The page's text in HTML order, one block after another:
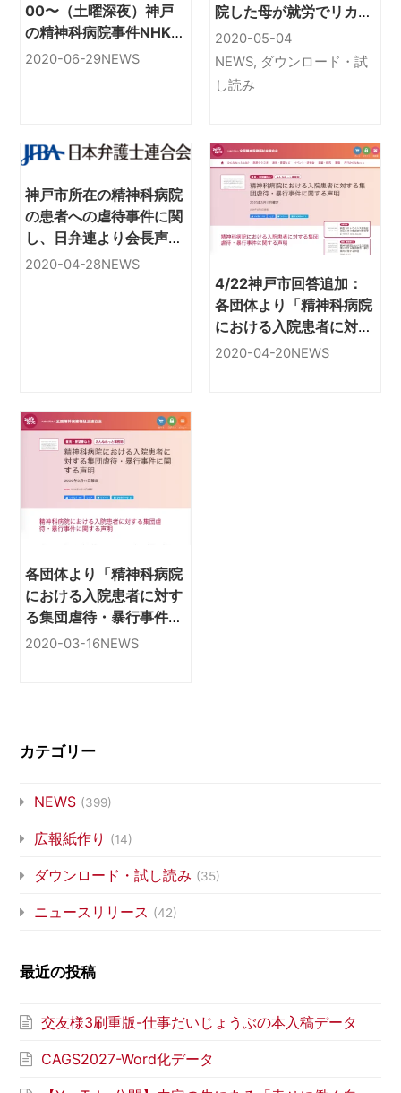
00〜（土曜深夜）神戸
の精神科病院事件NHK放
映「日本の精神医療の闇
2020-06-29NEWS
院した母が就労でリカバ
リーする姿をみせてくれ
た！
2020-05-04
NEWS, ダウンロード・試
し読み
神戸市所在の精神科病院
の患者への虐待事件に関
し、日弁連より会長声明
が出されました(4/23)
2020-04-28NEWS
4/22神戸市回答追加：
各団体より「精神科病院
における入院患者に対す
る集団虐待・暴行事件に
2020-04-20NEWS
各団体より「精神科病院
における入院患者に対す
る集団虐待・暴行事件に
関する声明」が出されま
2020-03-16NEWS
カテゴリー
NEWS (399)
広報紙作り (14)
ダウンロード・試し読み (35)
ニュースリリース (42)
最近の投稿
交友様3刷重版-仕事だいじょうぶの本入稿データ
CAGS2027-Word化データ